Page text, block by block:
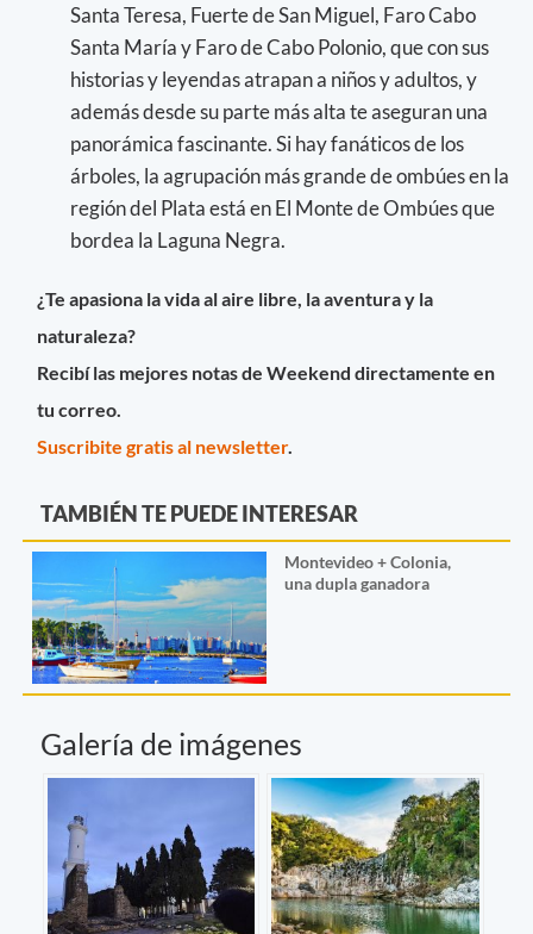
Santa Teresa, Fuerte de San Miguel, Faro Cabo
Santa María y Faro de Cabo Polonio, que con sus
historias y leyendas atrapan a niños y adultos, y
además desde su parte más alta te aseguran una
panorámica fascinante. Si hay fanáticos de los
árboles, la agrupación más grande de ombúes en la
región del Plata está en El Monte de Ombúes que
bordea la Laguna Negra.
¿Te apasiona la vida al aire libre, la aventura y la
naturaleza?
Recibí las mejores notas de Weekend directamente en
tu correo.
Suscribite gratis al newsletter.
TAMBIÉN TE PUEDE INTERESAR
Montevideo + Colonia,
una dupla ganadora
Galería de imágenes